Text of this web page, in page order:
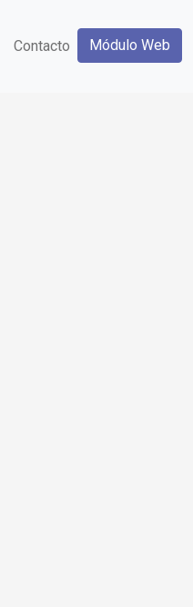
Contacto Módulo Web